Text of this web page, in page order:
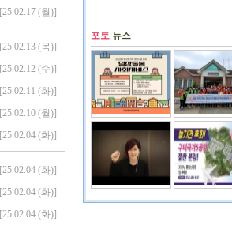
[25.02.17 (월)]
[25.02.13 (목)]
[25.02.12 (수)]
[25.02.11 (화)]
[25.02.10 (월)]
[25.02.04 (화)]
[25.02.04 (화)]
[25.02.04 (화)]
[25.02.04 (화)]
포토 뉴스